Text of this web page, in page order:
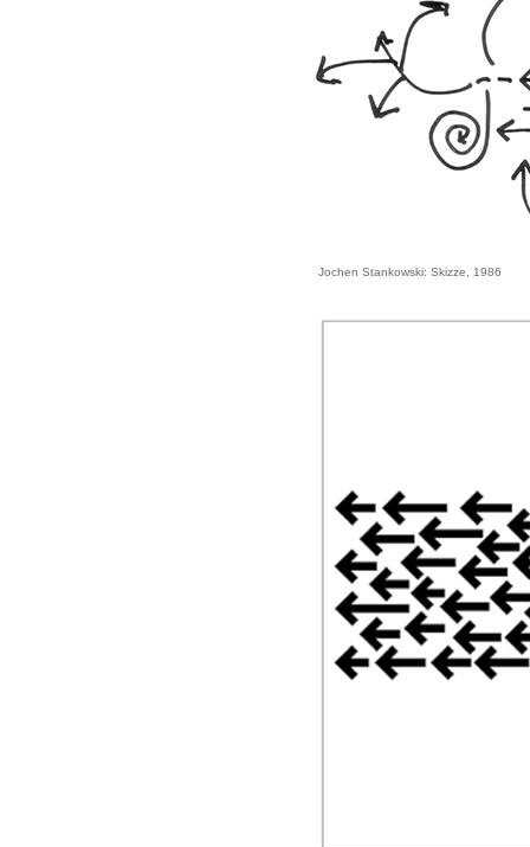
Jochen Stankowski: Skizze, 1986